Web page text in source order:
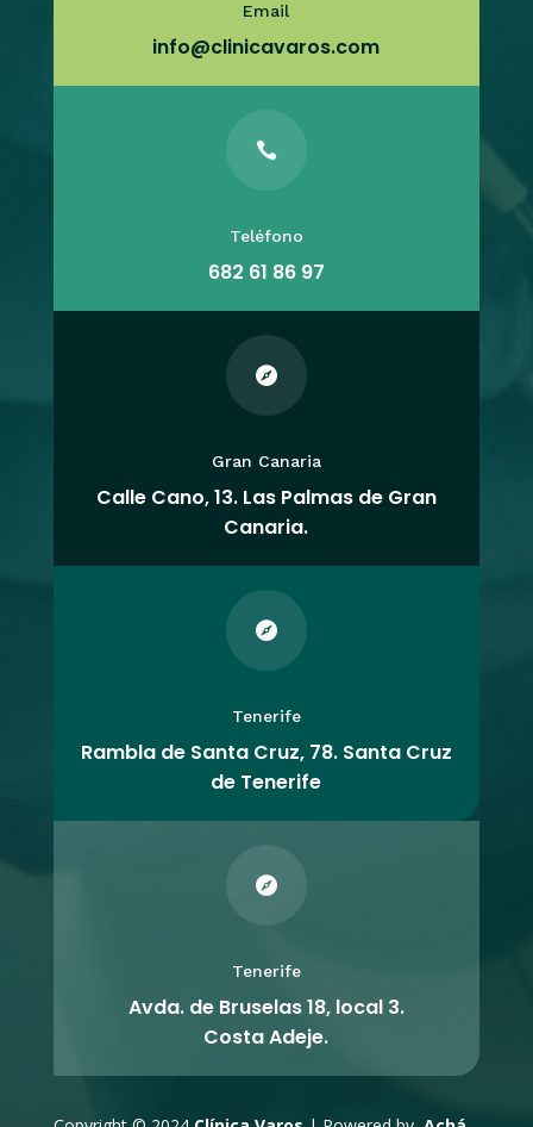
Email
info@clinicavaros.com

Teléfono
682 61 86 97

Gran Canaria
Calle Cano, 13. Las Palmas de Gran
Canaria.

Tenerife
Rambla de Santa Cruz, 78. Santa Cruz
de Tenerife

Tenerife
Avda. de Bruselas 18, local 3.
Costa Adeje.